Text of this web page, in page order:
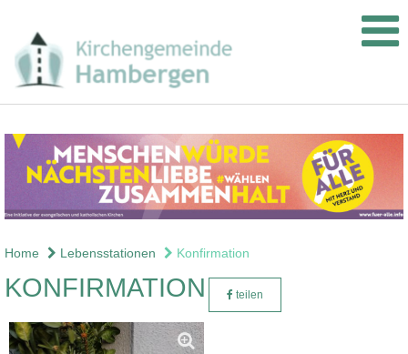
Home Lebensstationen Konfirmation
KONFIRMATION teilen